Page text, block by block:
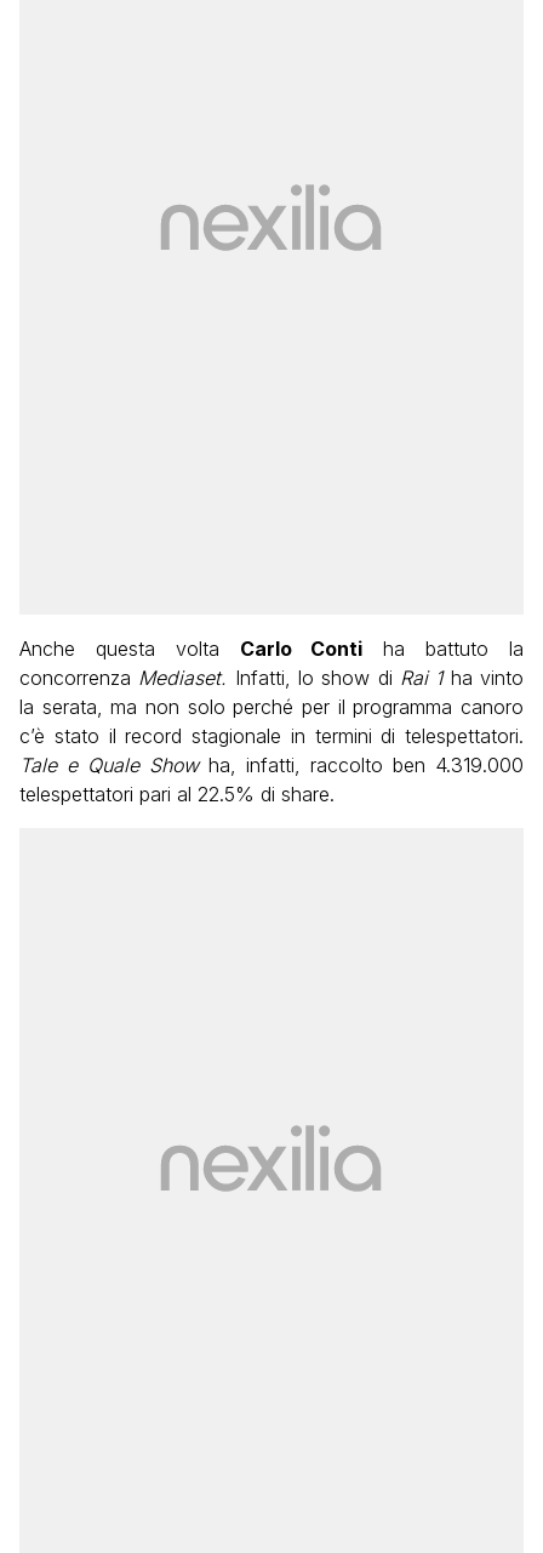
Anche questa volta Carlo Conti ha battuto la
concorrenza Mediaset. Infatti, lo show di Rai 1ha vinto
la serata, ma non solo perché per il programma canoro
c’è stato il record stagionale in termini di telespettatori.
Tale e Quale Showha, infatti, raccolto ben 4.319.000
telespettatori pari al 22.5% di share.